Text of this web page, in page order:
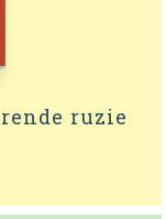
ruzie